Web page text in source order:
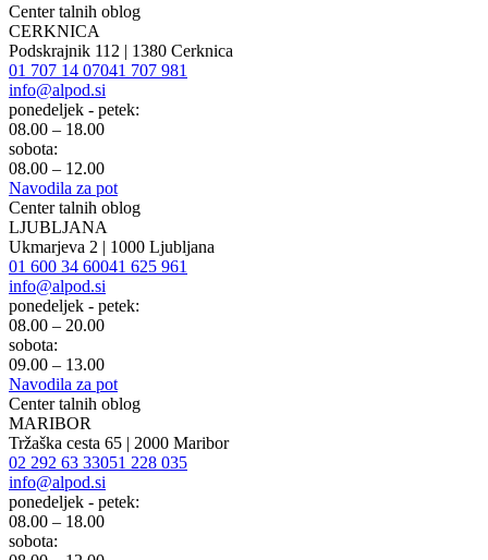
Center talnih oblog
CERKNICA
Podskrajnik 112 | 1380 Cerknica
01 707 14 07041 707 981
info@alpod.si
ponedeljek - petek:
08.00 – 18.00
sobota:
08.00 – 12.00
Navodila za pot
Center talnih oblog
LJUBLJANA
Ukmarjeva 2 | 1000 Ljubljana
01 600 34 60041 625 961
info@alpod.si
ponedeljek - petek:
08.00 – 20.00
sobota:
09.00 – 13.00
Navodila za pot
Center talnih oblog
MARIBOR
Tržaška cesta 65 | 2000 Maribor
02 292 63 33051 228 035
info@alpod.si
ponedeljek - petek:
08.00 – 18.00
sobota: